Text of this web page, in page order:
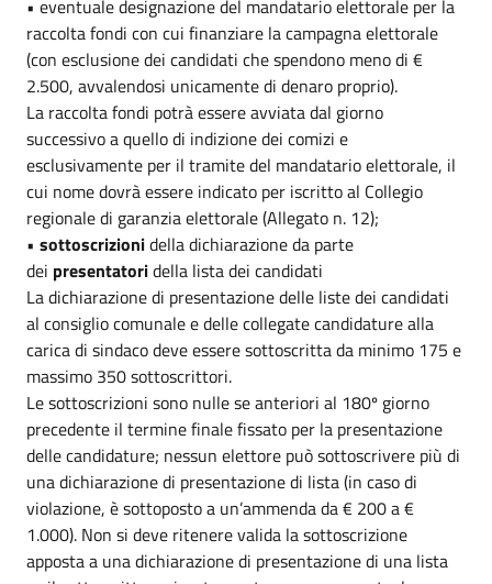
• eventuale designazione del mandatario elettorale per la
raccolta fondi con cui finanziare la campagna elettorale
(con esclusione dei candidati che spendono meno di €
2.500, avvalendosi unicamente di denaro proprio).
La raccolta fondi potrà essere avviata dal giorno
successivo a quello di indizione dei comizi e
esclusivamente per il tramite del mandatario elettorale, il
cui nome dovrà essere indicato per iscritto al Collegio
regionale di garanzia elettorale (Allegato n. 12);
• sottoscrizionidella dichiarazione da parte
dei presentatoridella lista dei candidati
La dichiarazione di presentazione delle liste dei candidati
al consiglio comunale e delle collegate candidature alla
carica di sindaco deve essere sottoscritta da minimo 175 e
massimo 350 sottoscrittori.
Le sottoscrizioni sono nulle se anteriori al 180º giorno
precedente il termine finale fissato per la presentazione
delle candidature; nessun elettore può sottoscrivere più di
una dichiarazione di presentazione di lista (in caso di
violazione, è sottoposto a un’ammenda da € 200 a €
1.000). Non si deve ritenere valida la sottoscrizione
apposta a una dichiarazione di presentazione di una lista